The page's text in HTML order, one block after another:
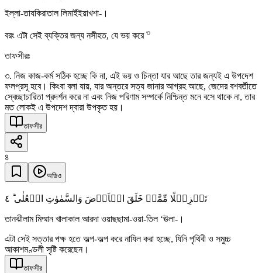
ইল্লা-তাযকিরাতাল লিমাইঁইয়াখশা-।
বরং এটা সেই ব্যক্তির জন্য নসীহত, যে ভয় করে ৩
তাফসীরঃ
৩. নিজ কাজ-কর্ম সঠিক হচ্ছে কি না, এই ভয় ও চিন্তা যার আছে তার জন্যই এ উপদেশ
ফলপ্রসূ হবে। কিংবা বলা যায়, যার অন্তরে সত্য জানার আগ্রহ আছে, জেদের বশবর্তীতে
স্বেচ্ছাচারিতা প্রদর্শন করে না এবং নিজ পরিণাম সম্পর্কে নিশ্চিন্ত মনে বসে থাকে না, তার
মত লোকই এ উপদেশ দ্বারা উপকৃত হয়।
তাফসীর
৪
অডিও
تَنۡزِیۡلًا مِّمَّنۡ خَلَقَ الۡاَرۡضَ وَالسَّمٰوٰتِ الۡعُلٰی ؕ ٤
তানঝীলাম মিম্মান খালাকাল আরদা ওয়াছছামা-ওয়া-তিল ‘ঊলা-।
এটা সেই সত্তার পক্ষ হতে অল্প-অল্প করে নাযিল করা হচ্ছে, যিনি পৃথিবী ও সমুচ্চ
আকাশমণ্ডলী সৃষ্টি করেছেন।
তাফসীর